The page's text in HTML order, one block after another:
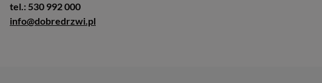
tel.: 530 992 000
info@dobredrzwi.pl